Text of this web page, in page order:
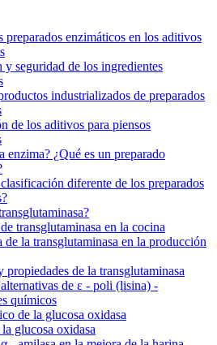
preparados enzimáticos en los aditivos
y seguridad de los ingredientes
industrializados de preparados
de los aditivos para piensos
enzima? ¿Qué es un preparado
diferente de los preparados
transglutaminasa en la cocina
de la transglutaminasa en la producción
propiedades de la transglutaminasa
de ε - poli (lisina) -
químicos
de la glucosa oxidasa
glucosa oxidasa